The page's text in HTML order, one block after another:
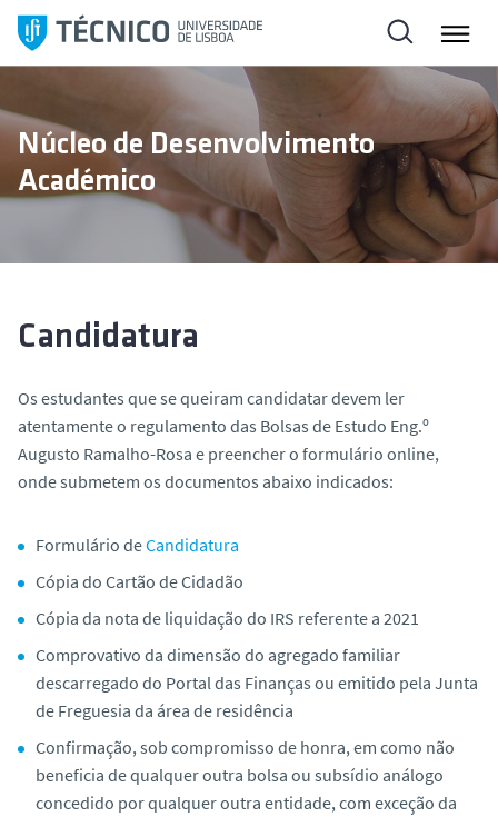
l
a
a
a
Núcleo de Desenvolvimento
Académico
Candidatura
Os estudantes que se queiram candidatar devem ler
atentamente o regulamento das Bolsas de Estudo Eng.º
Augusto Ramalho-Rosa e preencher o formulário online,
onde submetem os documentos abaixo indicados:
Formulário deCandidatura
Cópia do Cartão de Cidadão
Cópia da nota de liquidação do IRS referente a 2021
Comprovativo da dimensão do agregado familiar
descarregado do Portal das Finanças ou emitido pela Junta
de Freguesia da área de residência
Confirmação, sob compromisso de honra, em como não
beneficia de qualquer outra bolsa ou subsídio análogo
concedido por qualquer outra entidade, com exceção da